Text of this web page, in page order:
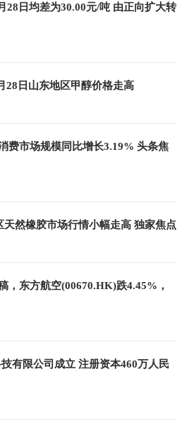
28日均差为30.00元/吨 由正向扩大转
28日山东地区甲醇价格走高
费市场规模同比增长3.19% 头条焦
然橡胶市场行情小幅走高 独家焦点
，东方航空(00670.HK)跌4.45%，
有限公司成立 注册资本460万人民